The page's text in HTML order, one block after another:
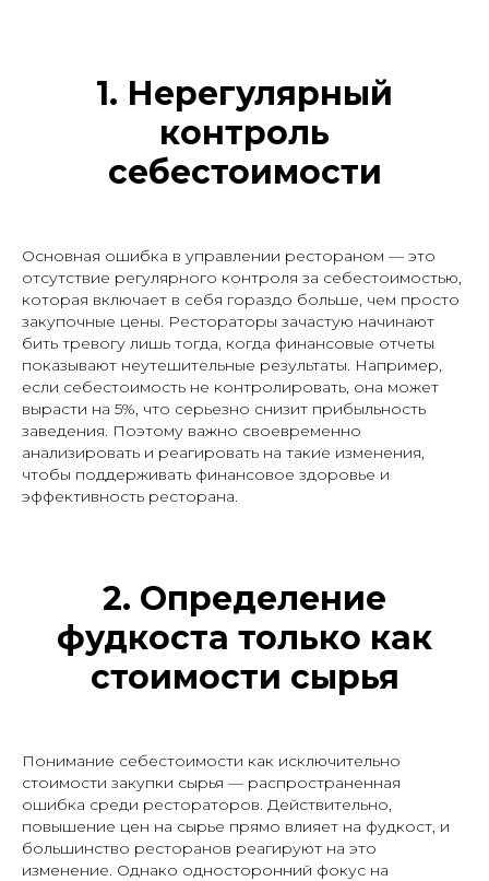
1. Нерегулярный
контроль
себестоимости
Основная ошибка в управлении рестораном — это
отсутствие регулярного контроля за себестоимостью,
которая включает в себя гораздо больше, чем просто
закупочные цены. Рестораторы зачастую начинают
бить тревогу лишь тогда, когда финансовые отчеты
показывают неутешительные результаты. Например,
если себестоимость не контролировать, она может
вырасти на 5%, что серьезно снизит прибыльность
заведения. Поэтому важно своевременно
анализировать и реагировать на такие изменения,
чтобы поддерживать финансовое здоровье и
эффективность ресторана.
2. Определение
фудкоста только как
стоимости сырья
Понимание себестоимости как исключительно
стоимости закупки сырья — распространенная
ошибка среди рестораторов. Действительно,
повышение цен на сырье прямо влияет на фудкост, и
большинство ресторанов реагируют на это
изменение. Однако односторонний фокус на